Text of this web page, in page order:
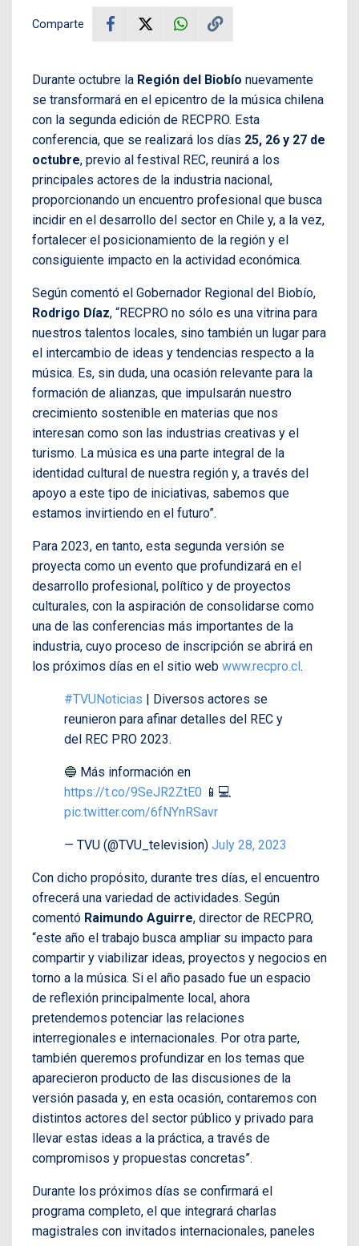
Comparte
Durante octubre la Región del Biobío nuevamente
se transformará en el epicentro de la música chilena
con la segunda edición de RECPRO. Esta
conferencia, que se realizará los días 25, 26 y 27 de
octubre, previo al festival REC, reunirá a los
principales actores de la industria nacional,
proporcionando un encuentro profesional que busca
incidir en el desarrollo del sector en Chile y, a la vez,
fortalecer el posicionamiento de la región y el
consiguiente impacto en la actividad económica.
Según comentó el Gobernador Regional del Biobío,
Rodrigo Díaz, “RECPRO no sólo es una vitrina para
nuestros talentos locales, sino también un lugar para
el intercambio de ideas y tendencias respecto a la
música. Es, sin duda, una ocasión relevante para la
formación de alianzas, que impulsarán nuestro
crecimiento sostenible en materias que nos
interesan como son las industrias creativas y el
turismo. La música es una parte integral de la
identidad cultural de nuestra región y, a través del
apoyo a este tipo de iniciativas, sabemos que
estamos invirtiendo en el futuro”.
Para 2023, en tanto, esta segunda versión se
proyecta como un evento que profundizará en el
desarrollo profesional, político y de proyectos
culturales, con la aspiración de consolidarse como
una de las conferencias más importantes de la
industria, cuyo proceso de inscripción se abrirá en
los próximos días en el sitio web www.recpro.cl.
#TVUNoticias | Diversos actores se
reunieron para afinar detalles del REC y
del REC PRO 2023.
🔵 Más información en
https://t.co/9SeJR2ZtE0 📱💻
pic.twitter.com/6fNYnRSavr
— TVU (@TVU_television) July 28, 2023
Con dicho propósito, durante tres días, el encuentro
ofrecerá una variedad de actividades. Según
comentó Raimundo Aguirre, director de RECPRO,
“este año el trabajo busca ampliar su impacto para
compartir y viabilizar ideas, proyectos y negocios en
torno a la música. Si el año pasado fue un espacio
de reflexión principalmente local, ahora
pretendemos potenciar las relaciones
interregionales e internacionales. Por otra parte,
también queremos profundizar en los temas que
aparecieron producto de las discusiones de la
versión pasada y, en esta ocasión, contaremos con
distintos actores del sector público y privado para
llevar estas ideas a la práctica, a través de
compromisos y propuestas concretas”.
Durante los próximos días se confirmará el
programa completo, el que integrará charlas
magistrales con invitados internacionales, paneles